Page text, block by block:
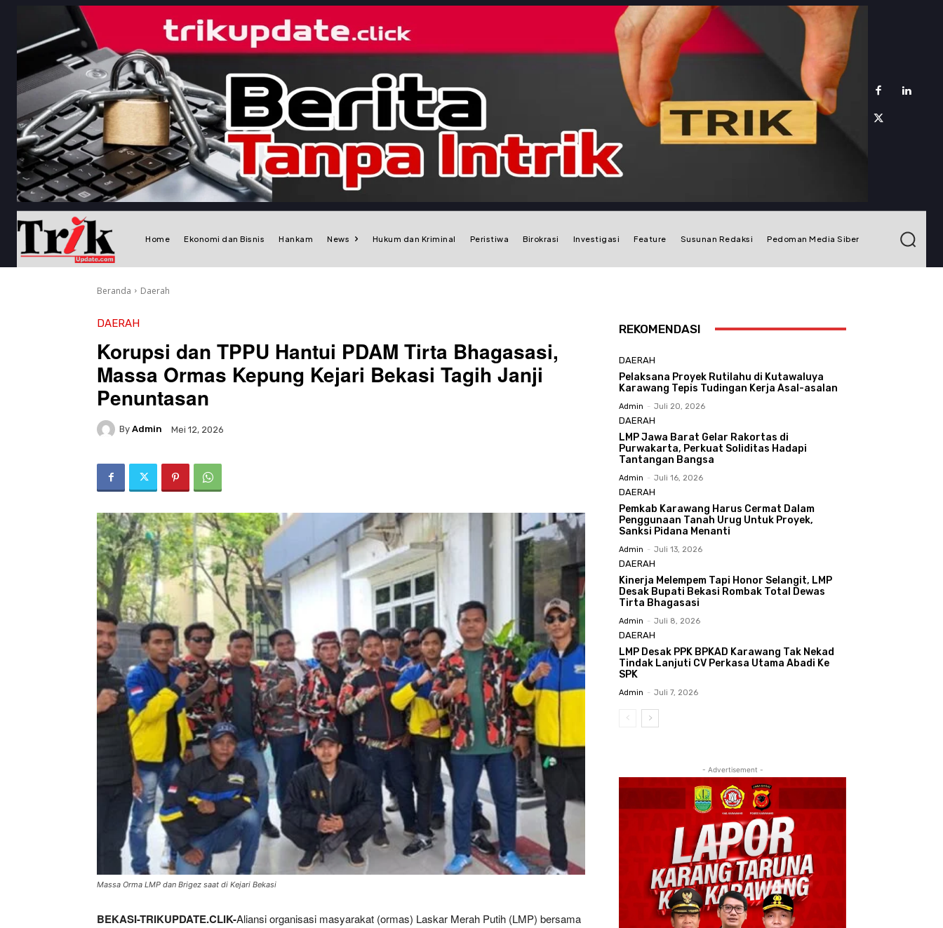
Home Ekonomi dan Bisnis Hankam News Hukum dan Kriminal Peristiwa Birokrasi Investigasi Feature Susunan Redaksi Pedoman Media Siber
Beranda Daerah
DAERAH
Korupsi dan TPPU Hantui PDAM Tirta Bhagasasi,
Massa Ormas Kepung Kejari Bekasi Tagih Janji
Penuntasan
By Admin Mei 12, 2026
Massa Orma LMP dan Brigez saat di Kejari Bekasi
BEKASI-TRIKUPDATE.CLIK-Aliansi organisasi masyarakat (ormas) Laskar Merah Putih (LMP) bersama
REKOMENDASI
DAERAH
Pelaksana Proyek Rutilahu di Kutawaluya
Karawang Tepis Tudingan Kerja Asal-asalan
Admin - Juli 20, 2026
DAERAH
LMP Jawa Barat Gelar Rakortas di
Purwakarta, Perkuat Soliditas Hadapi
Tantangan Bangsa
Admin - Juli 16, 2026
DAERAH
Pemkab Karawang Harus Cermat Dalam
Penggunaan Tanah Urug Untuk Proyek,
Sanksi Pidana Menanti
Admin - Juli 13, 2026
DAERAH
Kinerja Melempem Tapi Honor Selangit, LMP
Desak Bupati Bekasi Rombak Total Dewas
Tirta Bhagasasi
Admin - Juli 8, 2026
DAERAH
LMP Desak PPK BPKAD Karawang Tak Nekad
Tindak Lanjuti CV Perkasa Utama Abadi Ke
SPK
Admin - Juli 7, 2026
- Advertisement -